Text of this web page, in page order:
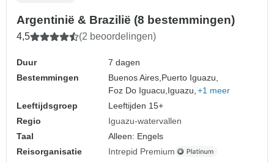
Argentinië & Brazilië (8 bestemmingen)
4,5 (2 beoordelingen)
Duur
7 dagen
Bestemmingen
Buenos Aires, Puerto Iguazu,
Foz Do Iguacu, Iguazu, +1 meer
Leeftijdsgroep
Leeftijden 15+
Regio
Iguazu-watervallen
Taal
Alleen: Engels
Reisorganisatie
Intrepid Premium